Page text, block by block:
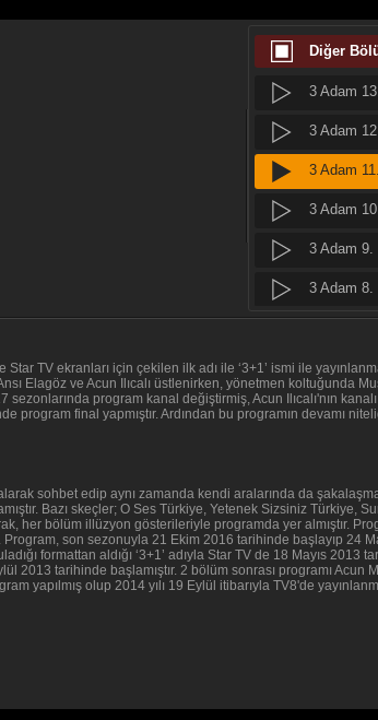
47. Bölüm
8. Bölüm
46. Bölüm
Daha 17
Her Şey
2. Bölüm
Baş Başa
1. Bölüm
Sıfır Bir 4
Diğer
3 Adam
3 Adam
3 Adam
3 Adam
3 Adam
3 Adam 9.
3 Adam 8.
3 Adam 6.
3 Adam 5.
3 Adam 3.
3 Adam 2.
3 Adam 1.
TV ekranları için çekilen ilk adı ile ‘3+1’ ismi ile
Elagöz ve Acun Ilıcalı üstlenirken, yönetmen koltuğunda
program kanal değiştirmiş, Acun Ilıcalı'nın
program final yapmıştır. Ardından bu programın devamı
sohbet edip aynı zamanda kendi aralarında da
Bazı skeçler; O Ses Türkiye, Yetenek Sizsiniz Türkiye,
her bölüm illüzyon gösterileriyle programda yer almıştır.
son sezonuyla 21 Ekim 2016 tarihinde başlayıp 24
formattan aldığı ‘3+1’ adıyla Star TV de 18 Mayıs 2013
tarihinde başlamıştır. 2 bölüm sonrası programı Acun
yapılmış olup 2014 yılı 19 Eylül itibarıyla TV8'de